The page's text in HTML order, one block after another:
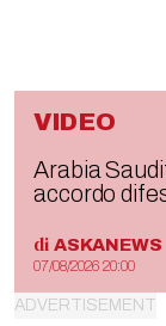
VIDEO
Arabia
accordo
di ASKANEWS
07/08/2026 20:00